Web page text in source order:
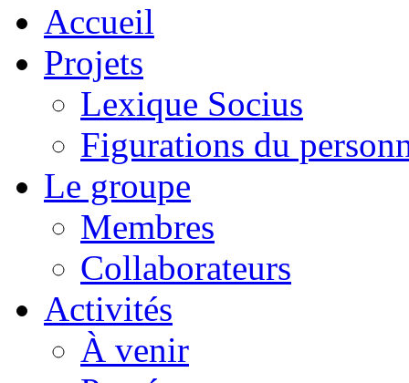
Accueil
Projets
Lexique Socius
Figurations du
Le groupe
Membres
Collaborateurs
Activités
À venir